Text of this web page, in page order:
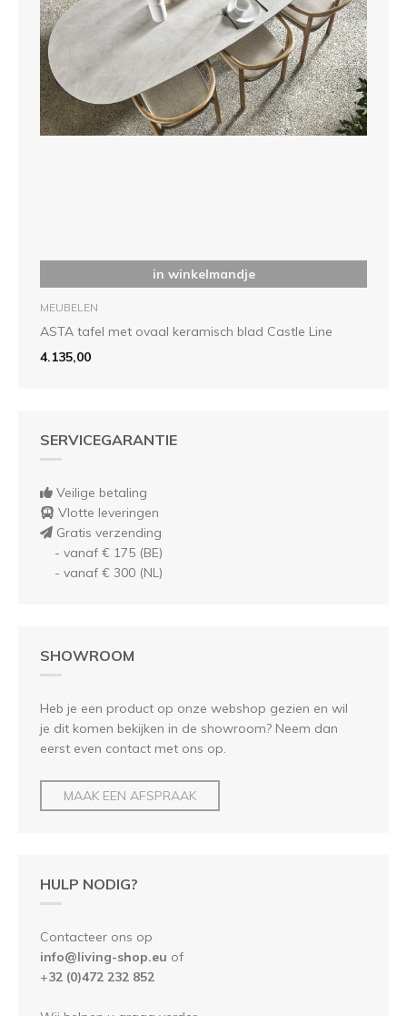
in winkelmandje
MEUBELEN
ASTA tafel met ovaal keramisch blad Castle Line
4.135,00
SERVICEGARANTIE
Veilige betaling
Vlotte leveringen
Gratis verzending
- vanaf € 175 (BE)
- vanaf € 300 (NL)
SHOWROOM
Heb je een product op onze webshop gezien en wil
je dit komen bekijken in de showroom? Neem dan
eerst even contact met ons op.
MAAK EEN AFSPRAAK
HULP NODIG?
Contacteer ons op
info@living-shop.eu of
+32 (0)472 232 852